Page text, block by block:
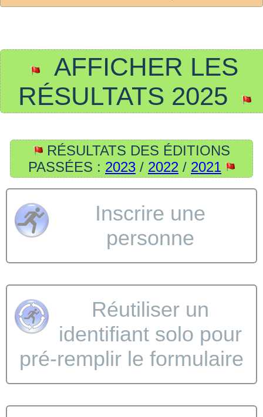
AFFICHER LES
RÉSULTATS 2025
RÉSULTATS DES ÉDITIONS
PASSÉES : 2023 / 2022 / 2021
Inscrire une
personne
Réutiliser un
identifiant solo pour
pré-remplir le formulaire